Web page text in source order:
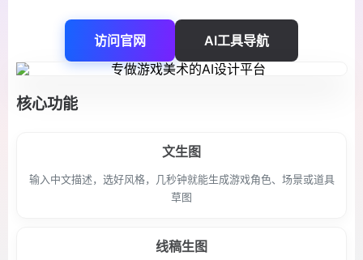
访问官网 AI工具导航
核心功能
文生图
输入中文描述，选好风格，几秒钟就能生成游戏角色、场景或道具
草图
线稿生图